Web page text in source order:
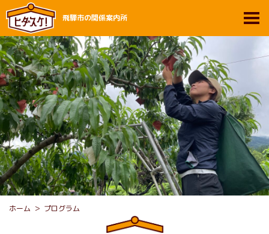
飛騨市の関係案内所
ホーム プログラム